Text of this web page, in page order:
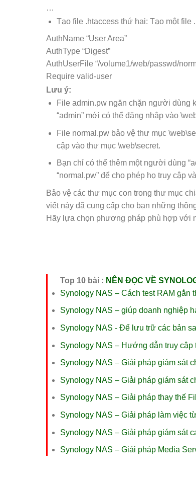
…
Tạo file .htaccess thứ hai: Tạo một file
AuthName “User Area”
AuthType “Digest”
AuthUserFile “/volume1/web/passwd/
Require valid-user
Lưu ý:
File admin.pw ngăn chặn người dùng
“admin” mới có thể đăng nhập vào
File normal.pw bảo vệ thư mục
cập vào thư mục \web\secret.
Bạn chỉ có thể thêm một người dùng
“normal.pw” để cho phép họ truy cập
Bảo vệ các thư mục con trong thư mục
viết này đã cung cấp cho bạn những
Hãy lựa chọn phương pháp phù hợp với
Top 10 bài : NÊN ĐỌC VỀ
Synology NAS – Cách test RAM gắn
Synology NAS – giúp doanh nghiệp
Synology NAS - Để lưu trữ các bản
Synology NAS – Hướng dẫn truy cập
Synology NAS – Giải pháp giám sát
Synology NAS – Giải pháp giám sát
Synology NAS – Giải pháp thay thế
Synology NAS – Giải pháp làm việc
Synology NAS – Giải pháp giám sát
Synology NAS – Giải pháp Media